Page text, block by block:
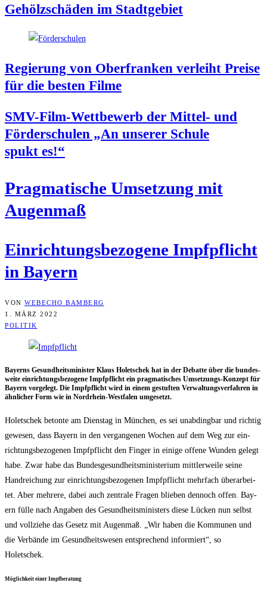
Gehölz­schä­den im Stadtgebiet
Regie­rung von Ober­fran­ken ver­leiht Prei­se
für die bes­ten Filme
SMV-Film-Wett­be­werb der Mit­tel- und
För­der­schu­len „An unse­rer Schu­le
spukt es!“
Prag­ma­ti­sche Umset­zung mit
Augenmaß
Ein­rich­tungs­be­zo­ge­ne Impf­pflicht
in Bayern
VON WEBECHO BAMBERG
1. MÄRZ 2022
POLITIK
Bay­erns Gesund­heits­mi­nis­ter Klaus Holet­schek hat in der Debat­te über die bun­des­
wei­te ein­rich­tungs­be­zo­ge­ne Impf­pflicht ein prag­ma­ti­sches Umset­zungs-Kon­zept für
Bay­ern vor­ge­legt. Die Impf­pflicht wird in einem gestuf­ten Ver­wal­tungs­ver­fah­ren in
ähn­li­cher Form wie in Nord­rhein-West­fa­len umgesetzt.
Holet­schek beton­te am Diens­tag in Mün­chen, es sei unab­ding­bar und rich­tig
gewe­sen, dass Bay­ern in den ver­gan­ge­nen Wochen auf dem Weg zur ein­
rich­tungs­be­zo­ge­nen Impf­pflicht den Fin­ger in eini­ge offe­ne Wun­den gelegt
habe. Zwar habe das Bun­des­ge­sund­heits­mi­nis­te­ri­um mitt­ler­wei­le sei­ne
Hand­rei­chung zur ein­rich­tungs­be­zo­ge­nen Impf­pflicht mehr­fach über­ar­bei­
tet. Aber meh­re­re, dabei auch zen­tra­le Fra­gen blie­ben den­noch offen. Bay­
ern fül­le nach Anga­ben des Gesund­heits­mi­nis­ters die­se Lücken nun selbst
und voll­zie­he das Gesetz mit Augen­maß. „Wir haben die Kom­mu­nen und
die Ver­bän­de im Gesund­heits­we­sen ent­spre­chend infor­miert“, so
Holetschek.
Mög­lich­keit einer Impfberatung